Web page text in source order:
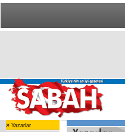
» Yazarlar